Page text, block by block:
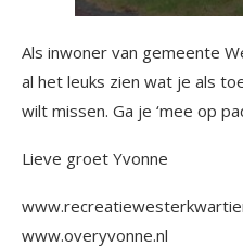
Als inwoner van gemeente
al het leuks zien wat je als
wilt missen. Ga je ‘mee op
Lieve groet Yvonne
www.overyvonne.nl